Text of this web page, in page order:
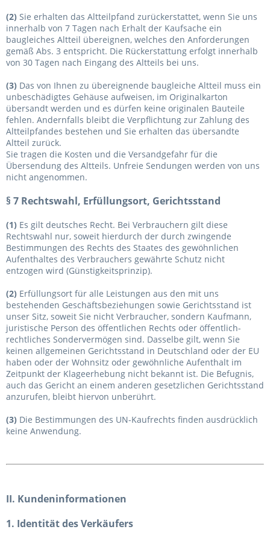
(2) Sie erhalten das Altteilpfand zurückerstattet, wenn Sie uns
innerhalb von 7 Tagen nach Erhalt der Kaufsache ein
baugleiches Altteil übereignen, welches den Anforderungen
gemäß Abs. 3 entspricht. Die Rückerstattung erfolgt innerhalb
von 30 Tagen nach Eingang des Altteils bei uns.
(3) Das von Ihnen zu übereignende baugleiche Altteil muss ein
unbeschädigtes Gehäuse aufweisen, im Originalkarton
übersandt werden und es dürfen keine originalen Bauteile
fehlen. Andernfalls bleibt die Verpflichtung zur Zahlung des
Altteilpfandes bestehen und Sie erhalten das übersandte
Altteil zurück.
Sie tragen die Kosten und die Versandgefahr für die
Übersendung des Altteils. Unfreie Sendungen werden von uns
nicht angenommen.
§ 7 Rechtswahl, Erfüllungsort, Gerichtsstand
(1) Es gilt deutsches Recht. Bei Verbrauchern gilt diese
Rechtswahl nur, soweit hierdurch der durch zwingende
Bestimmungen des Rechts des Staates des gewöhnlichen
Aufenthaltes des Verbrauchers gewährte Schutz nicht
entzogen wird (Günstigkeitsprinzip).
(2) Erfüllungsort für alle Leistungen aus den mit uns
bestehenden Geschäftsbeziehungen sowie Gerichtsstand ist
unser Sitz, soweit Sie nicht Verbraucher, sondern Kaufmann,
juristische Person des öffentlichen Rechts oder öffentlich-
rechtliches Sondervermögen sind. Dasselbe gilt, wenn Sie
keinen allgemeinen Gerichtsstand in Deutschland oder der EU
haben oder der Wohnsitz oder gewöhnliche Aufenthalt im
Zeitpunkt der Klageerhebung nicht bekannt ist. Die Befugnis,
auch das Gericht an einem anderen gesetzlichen Gerichtsstand
anzurufen, bleibt hiervon unberührt.
(3) Die Bestimmungen des UN-Kaufrechts finden ausdrücklich
keine Anwendung.
II. Kundeninformationen
1. Identität des Verkäufers